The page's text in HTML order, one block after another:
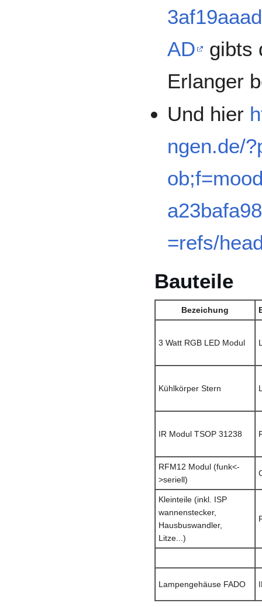
AD
gibts
Erlanger
Und hier
ngen.de/
=refs/
Bauteile
Bezeichung
3 Watt RGB LED Modul
Kühlkörper Stern
IR Modul TSOP 31238
RFM12 Modul (funk<-
>seriell)
Kleinteile (inkl. ISP
wannenstecker,
Hausbuswandler,
Litze...)
Lampengehäuse FADO